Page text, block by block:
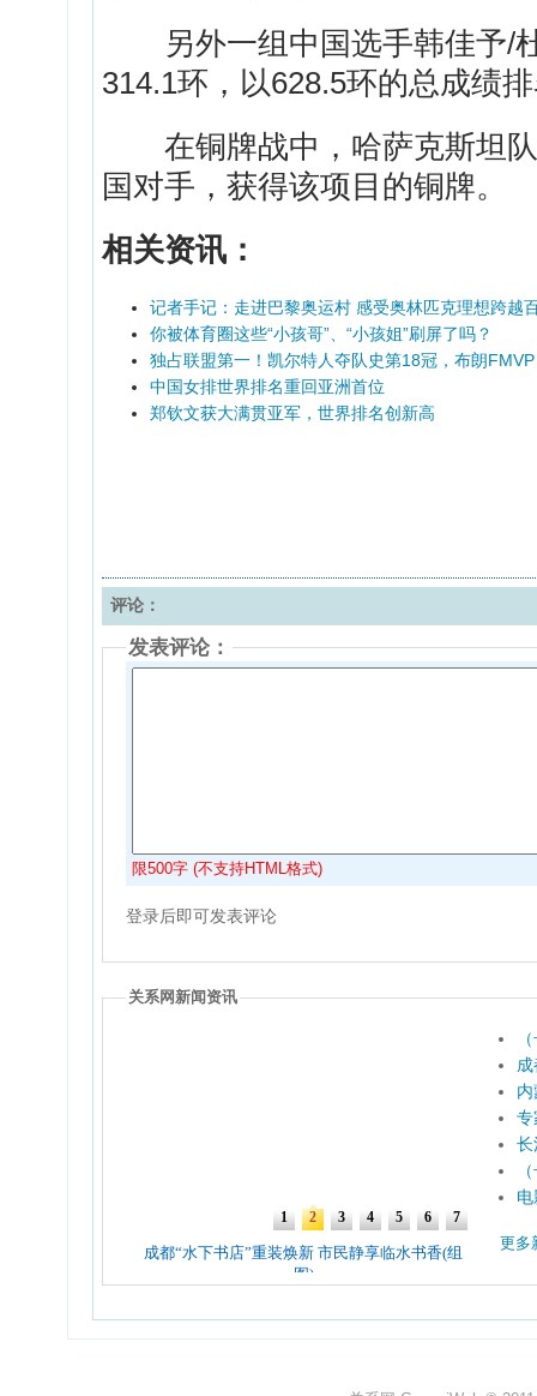
另外一组中国选手韩佳予/
314.1环，以628.5环的总成绩
在铜牌战中，哈萨克斯坦队
国对手，获得该项目的铜牌。
相关资讯：
记者手记：走进巴黎奥运村 感受奥林匹克理想跨越
你被体育圈这些“小孩哥”、“小孩姐”刷屏了吗？
独占联盟第一！凯尔特人夺队史第18冠，布朗FMVP
中国女排世界排名重回亚洲首位
郑钦文获大满贯亚军，世界排名创新高
评论：
发表评论：
限500字 (不支持HTML格式)
登录后即可发表评论
关系网新闻资讯
专
长
更多